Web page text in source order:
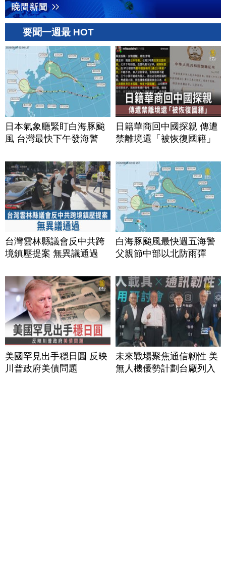
要聞一週最 HOT
日本氣象廳緊盯白海豚颱
風 台灣最快下午發海警
日籍華商回中國探親 傳遭
禁離境還「被恢復國籍」
台灣雲林縣議會反中共跨
境鎮壓提案 無異議通過
白海豚颱風最快週五海警
父親節中部以北防雨彈
美國罕見出手穩日圓 反映
川普政府美債問題
未來戰場聚焦通信韌性 美
無人機優勢計劃台廠列入